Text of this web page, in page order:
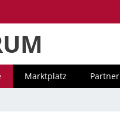
Marktplatz Partner